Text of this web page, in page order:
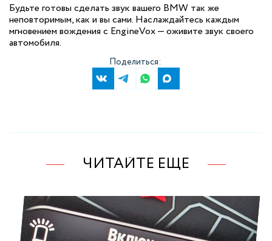
Будьте готовы сделать звук вашего BMW так же
неповторимым, как и вы сами. Наслаждайтесь каждым
мгновением вождения с EngineVox — оживите звук своего
автомобиля.
Поделиться:
ЧИТАЙТЕ ЕЩЕ